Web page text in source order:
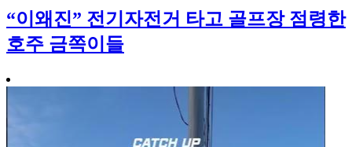
“이왜진” 전기자전거 타고 골프장 점령한
호주 금쪽이들